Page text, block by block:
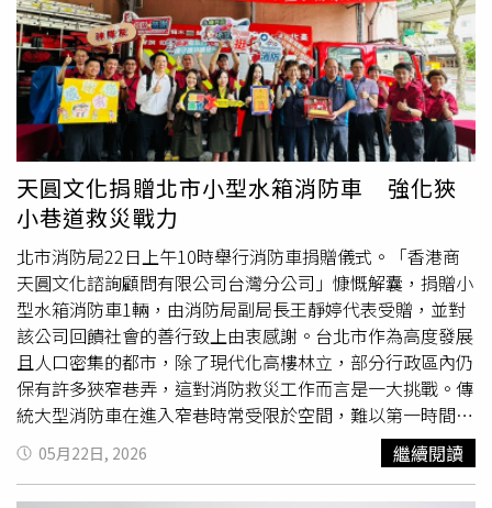
護台海和平與平安。鄭麗文指出，「我們世世代代尊崇、參
拜、信仰媽祖，身為天上聖母最虔誠的信徒，我們也應該要
全力來維護台海的和平與平安」。相信大家都會全心全意維
護台灣海峽的平安、和平、穩定與繁榮，這不只可以庇佑所
有台灣人與兩岸同胞，也是全世界人類共同的願望。鄭麗文
表示，從美國總統川普到北京與習近平主席會談，就可以看
出「沒有人想要戰爭，大家都要和平」。她強調，台灣人民
在和平的大環境之下，才能追求個人的健康、平安、幸福、
快樂、繁榮與發展。她也相信，屏東縣民最迫切的願望，就
是希望台海和平能帶來屏東全新的發展與未來。談到年底選
舉，鄭麗文指出，除了維護、守護和平之外，也希望透過大
家的團結、努力，替屏東支持一位跟媽祖一樣有疼心、有善
心、真正慈悲的好人做「咱的縣長」。「是誰一世人為著屏
東縣付出、奉獻？是誰真正照顧縣民的健康與幸福？」鄭麗
文向鄉親們推薦蘇清泉醫師，一心一意一心一意放在心頭
的，就是屏東人的生活、健康、幸福與福利。蘇清泉不只做
醫生，也願意投入選舉，正是從「小愛」走向「大愛」。鄭
麗文並表示，大家追隨天上聖母慈悲的心懷與胸懷，就是要
把所有善意、愛意傳到屏東每一個角落，希望大家用這樣的
天圓文化捐贈北市小型水箱消防車 強化狹
小巷道救災戰力
北市消防局22日上午10時舉行消防車捐贈儀式。「香港商
天圓文化諮詢顧問有限公司台灣分公司」慷慨解囊，捐贈小
型水箱消防車1輛，由消防局副局長王靜婷代表受贈，並對
該公司回饋社會的善行致上由衷感謝。台北市作為高度發展
且人口密集的都市，除了現代化高樓林立，部分行政區內仍
保有許多狹窄巷弄，這對消防救災工作而言是一大挑戰。傳
統大型消防車在進入窄巷時常受限於空間，難以第一時間抵
達火場。本次天圓文化所捐贈的小型雙艙水箱消防車，車身
採雙廂式設計，相較舊款小型水箱消防車，可符合最新監理
法規載運5名消防人員，提升出勤效率，避免搭配額外車
05月22日, 2026 繼續閱讀